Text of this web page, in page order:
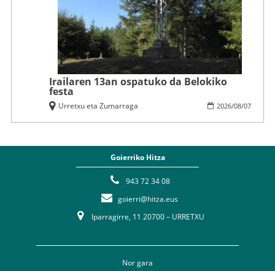
Irailaren 13an ospatuko da Belokiko
festa
2026/08/07
Urretxu eta Zumarraga
Goierriko Hitza
943 72 34 08
goierri@hitza.eus
Iparragirre, 11 20700 – URRETXU
Nor gara